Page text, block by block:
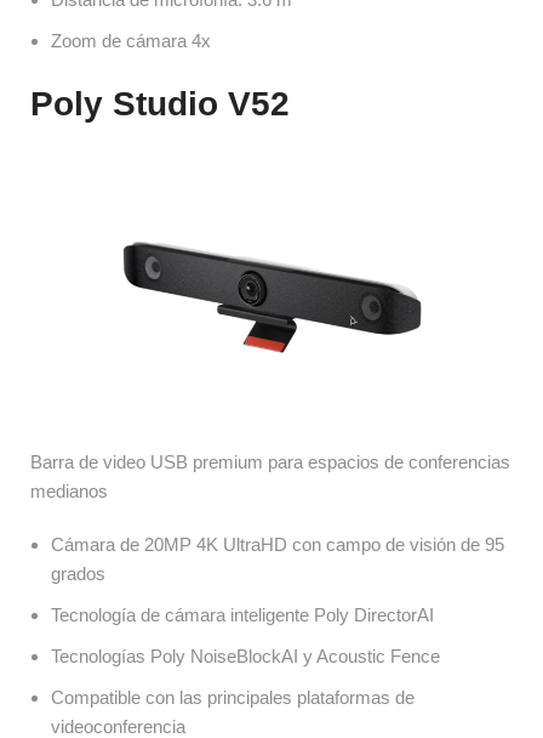
Zoom de cámara 4x
Poly Studio V52
Barra de video USB premium para espacios de conferencias
medianos
Cámara de 20MP 4K UltraHD con campo de visión de 95
grados
Tecnología de cámara inteligente Poly DirectorAI
Tecnologías Poly NoiseBlockAI y Acoustic Fence
Compatible con las principales plataformas de
videoconferencia